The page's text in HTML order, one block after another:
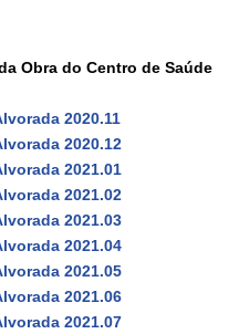
Obra do Centro de Saúde
2020.11
2020.12
2021.01
2021.02
2021.03
2021.04
2021.05
2021.06
2021.07